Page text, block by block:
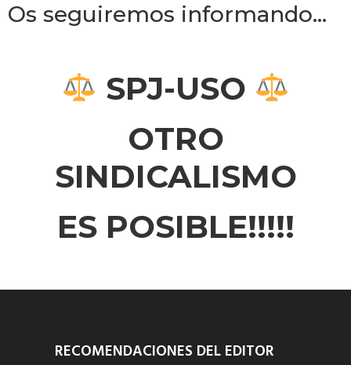
Os seguiremos informando…
SPJ-USO
OTRO
SINDICALISMO
ES POSIBLE!!!!!
RECOMENDACIONES DEL EDITOR